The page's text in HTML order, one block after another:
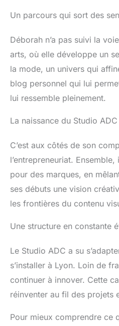
Un parcours qui sort des
Déborah n’a pas suivi la
arts, où elle développe un
la mode, un univers qui
blog personnel qui lui
lui ressemble pleinement.
La naissance du Studio ADC
C’est aux côtés de son
l’entrepreneuriat.
pour des marques, en
ses débuts une vision
les frontières du contenu
Une structure en constante
Le Studio ADC a su
s’installer à Lyon. Loin de
continuer à innover. Cette
réinventer au fil des projets
Pour mieux comprendre ce